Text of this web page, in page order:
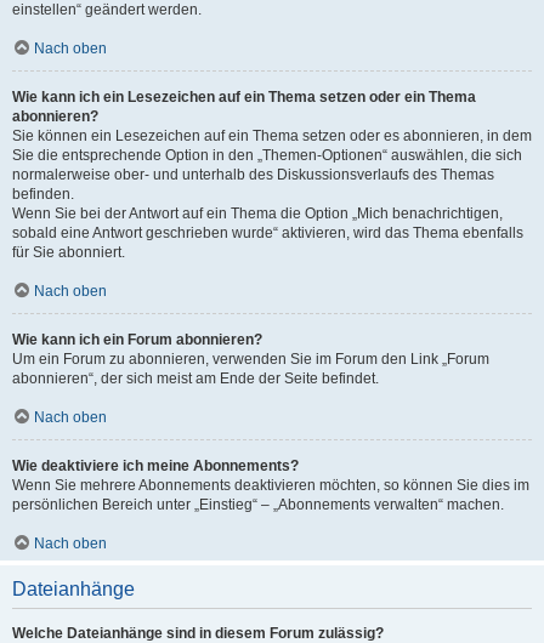
einstellen“ geändert werden.
Nach oben
Wie kann ich ein Lesezeichen auf ein Thema setzen oder ein Thema
abonnieren?
Sie können ein Lesezeichen auf ein Thema setzen oder es abonnieren, in dem
Sie die entsprechende Option in den „Themen-Optionen“ auswählen, die sich
normalerweise ober- und unterhalb des Diskussionsverlaufs des Themas
befinden.
Wenn Sie bei der Antwort auf ein Thema die Option „Mich benachrichtigen,
sobald eine Antwort geschrieben wurde“ aktivieren, wird das Thema ebenfalls
für Sie abonniert.
Nach oben
Wie kann ich ein Forum abonnieren?
Um ein Forum zu abonnieren, verwenden Sie im Forum den Link „Forum
abonnieren“, der sich meist am Ende der Seite befindet.
Nach oben
Wie deaktiviere ich meine Abonnements?
Wenn Sie mehrere Abonnements deaktivieren möchten, so können Sie dies im
persönlichen Bereich unter „Einstieg“ – „Abonnements verwalten“ machen.
Nach oben
Dateianhänge
Welche Dateianhänge sind in diesem Forum zulässig?